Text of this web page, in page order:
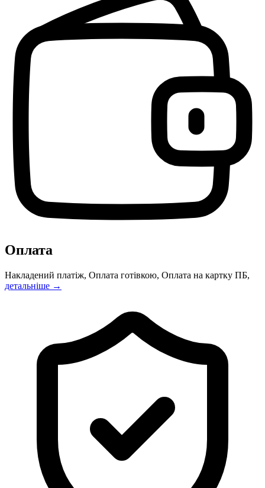
Оплата
Накладений платіж, Оплата готівкою, Оплата на картку ПБ,
детальніше →